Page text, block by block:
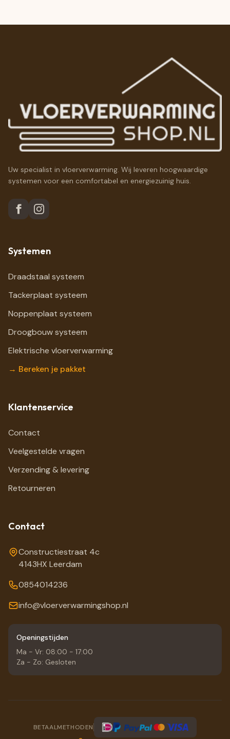
Uw specialist in vloerverwarming. Wij leveren hoogwaardige
systemen voor een comfortabel en energiezuinig huis.
Systemen
Draadstaal systeem
Tackerplaat systeem
Noppenplaat systeem
Droogbouw systeem
Elektrische vloerverwarming
→ Bereken je pakket
Klantenservice
Contact
Veelgestelde vragen
Verzending & levering
Retourneren
Contact
Constructiestraat 4c
4143HX Leerdam
0854014236
info@vloerverwarmingshop.nl
Openingstijden
Ma - Vr: 08:00 - 17:00
Za - Zo: Gesloten
BETAALMETHODEN